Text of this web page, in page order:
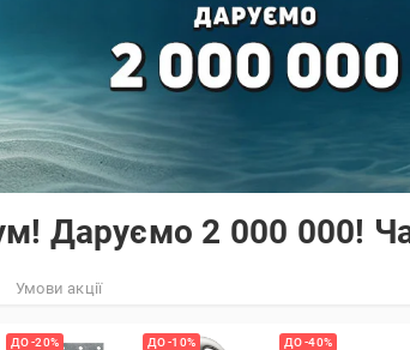
Даруємо 2 000 000!
Умови акції
ДО -20% ДО -10% ДО -40%